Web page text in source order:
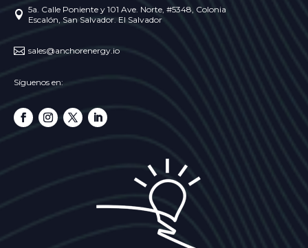
 5a. Calle Poniente y 101 Ave. Norte, #5348, Colonia
Escalón, San Salvador. El Salvador
 sales@anchorenergy.io
Síguenos en: